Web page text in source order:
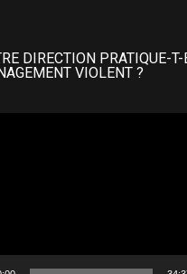
DIRECTION PRATIQUE-
VIOLENT ?